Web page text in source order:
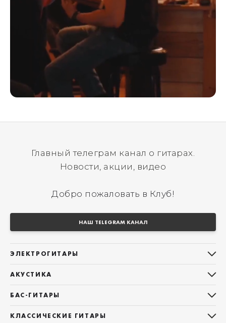
Главный телеграм канал о гитарах.
Новости, акции, видео
Добро пожаловать в Клуб!
НАШ TELEGRAM КАНАЛ
ЭЛЕКТРОГИТАРЫ
Telecaster
Les Paul
АКУСТИКА
Фолки (ОМ, 000, 00)
БАС-ГИТАРЫ
КЛАССИЧЕСКИЕ ГИТАРЫ